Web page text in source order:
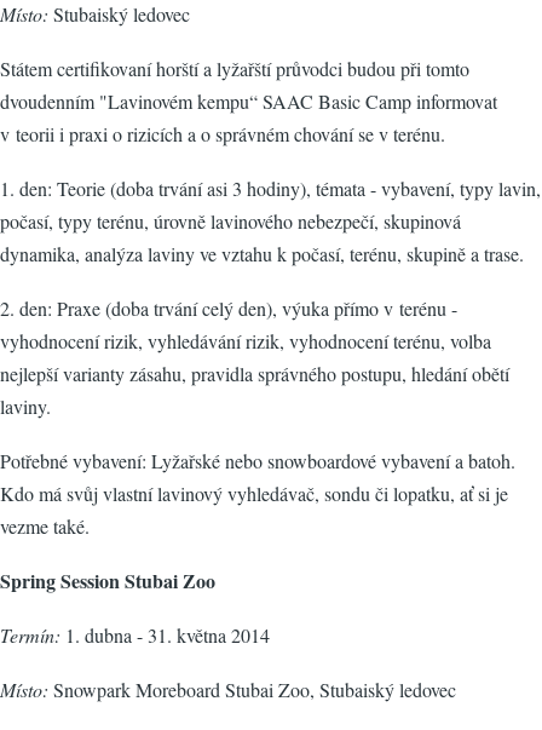
Místo: Stubaiský ledovec
Státem certifikovaní horští a lyžařští průvodci budou při tomto
dvoudenním "Lavinovém kempu“ SAAC Basic Camp informovat
v teorii i praxi o rizicích a o správném chování se v terénu.
1. den: Teorie (doba trvání asi 3 hodiny), témata - vybavení, typy lavin,
počasí, typy terénu, úrovně lavinového nebezpečí, skupinová
dynamika, analýza laviny ve vztahu k počasí, terénu, skupině a trase.
2. den: Praxe (doba trvání celý den), výuka přímo v terénu -
vyhodnocení rizik, vyhledávání rizik, vyhodnocení terénu, volba
nejlepší varianty zásahu, pravidla správného postupu, hledání obětí
laviny.
Potřebné vybavení: Lyžařské nebo snowboardové vybavení a batoh.
Kdo má svůj vlastní lavinový vyhledávač, sondu či lopatku, ať si je
vezme také.
Spring Session Stubai Zoo
Termín: 1. dubna - 31. května 2014
Místo: Snowpark Moreboard Stubai Zoo, Stubaiský ledovec